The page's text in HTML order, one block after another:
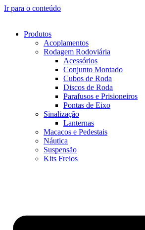
Ir para o conteúdo
Produtos
Acoplamentos
Rodagem Rodoviária
Acessórios
Conjunto Montado
Cubos de Roda
Discos de Roda
Parafusos e Prisioneiros
Pontas de Eixo
Sinalização
Lanternas
Macacos e Pedestais
Náutica
Suspensão
Kits Freios